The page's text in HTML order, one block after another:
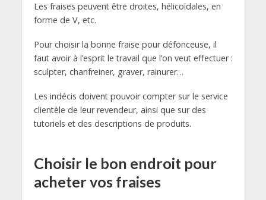
Les fraises peuvent être droites, hélicoïdales, en
forme de V, etc.
Pour choisir la bonne fraise pour défonceuse, il
faut avoir à l’esprit le travail que l’on veut effectuer :
sculpter, chanfreiner, graver, rainurer…
Les indécis doivent pouvoir compter sur le service
clientèle de leur revendeur, ainsi que sur des
tutoriels et des descriptions de produits.
Choisir le bon endroit pour
acheter vos fraises